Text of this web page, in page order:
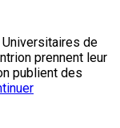
de
prennent leur
publient des